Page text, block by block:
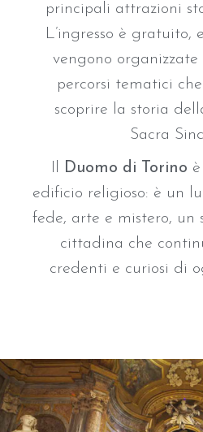
principali attrazioni
L’ingresso è gratuito,
vengono
percorsi tematici
scoprire la storia
Sacra
Il Duomo di Torino
edificio religioso: è un
fede, arte e mistero, un
cittadina che
credenti e curiosi di